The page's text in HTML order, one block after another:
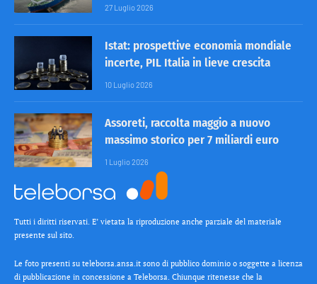
27 Luglio 2026
Istat: prospettive economia mondiale
incerte, PIL Italia in lieve crescita
10 Luglio 2026
Assoreti, raccolta maggio a nuovo
massimo storico per 7 miliardi euro
1 Luglio 2026
Tutti i diritti riservati. E’ vietata la riproduzione anche parziale del materiale
presente sul sito.
Le foto presenti su teleborsa.ansa.it sono di pubblico dominio o soggette a licenza
di pubblicazione in concessione a Teleborsa. Chiunque ritenesse che la